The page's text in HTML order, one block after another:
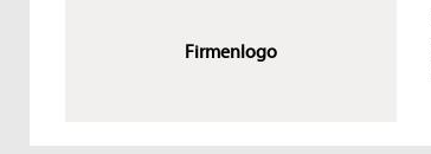
Firmenlogo